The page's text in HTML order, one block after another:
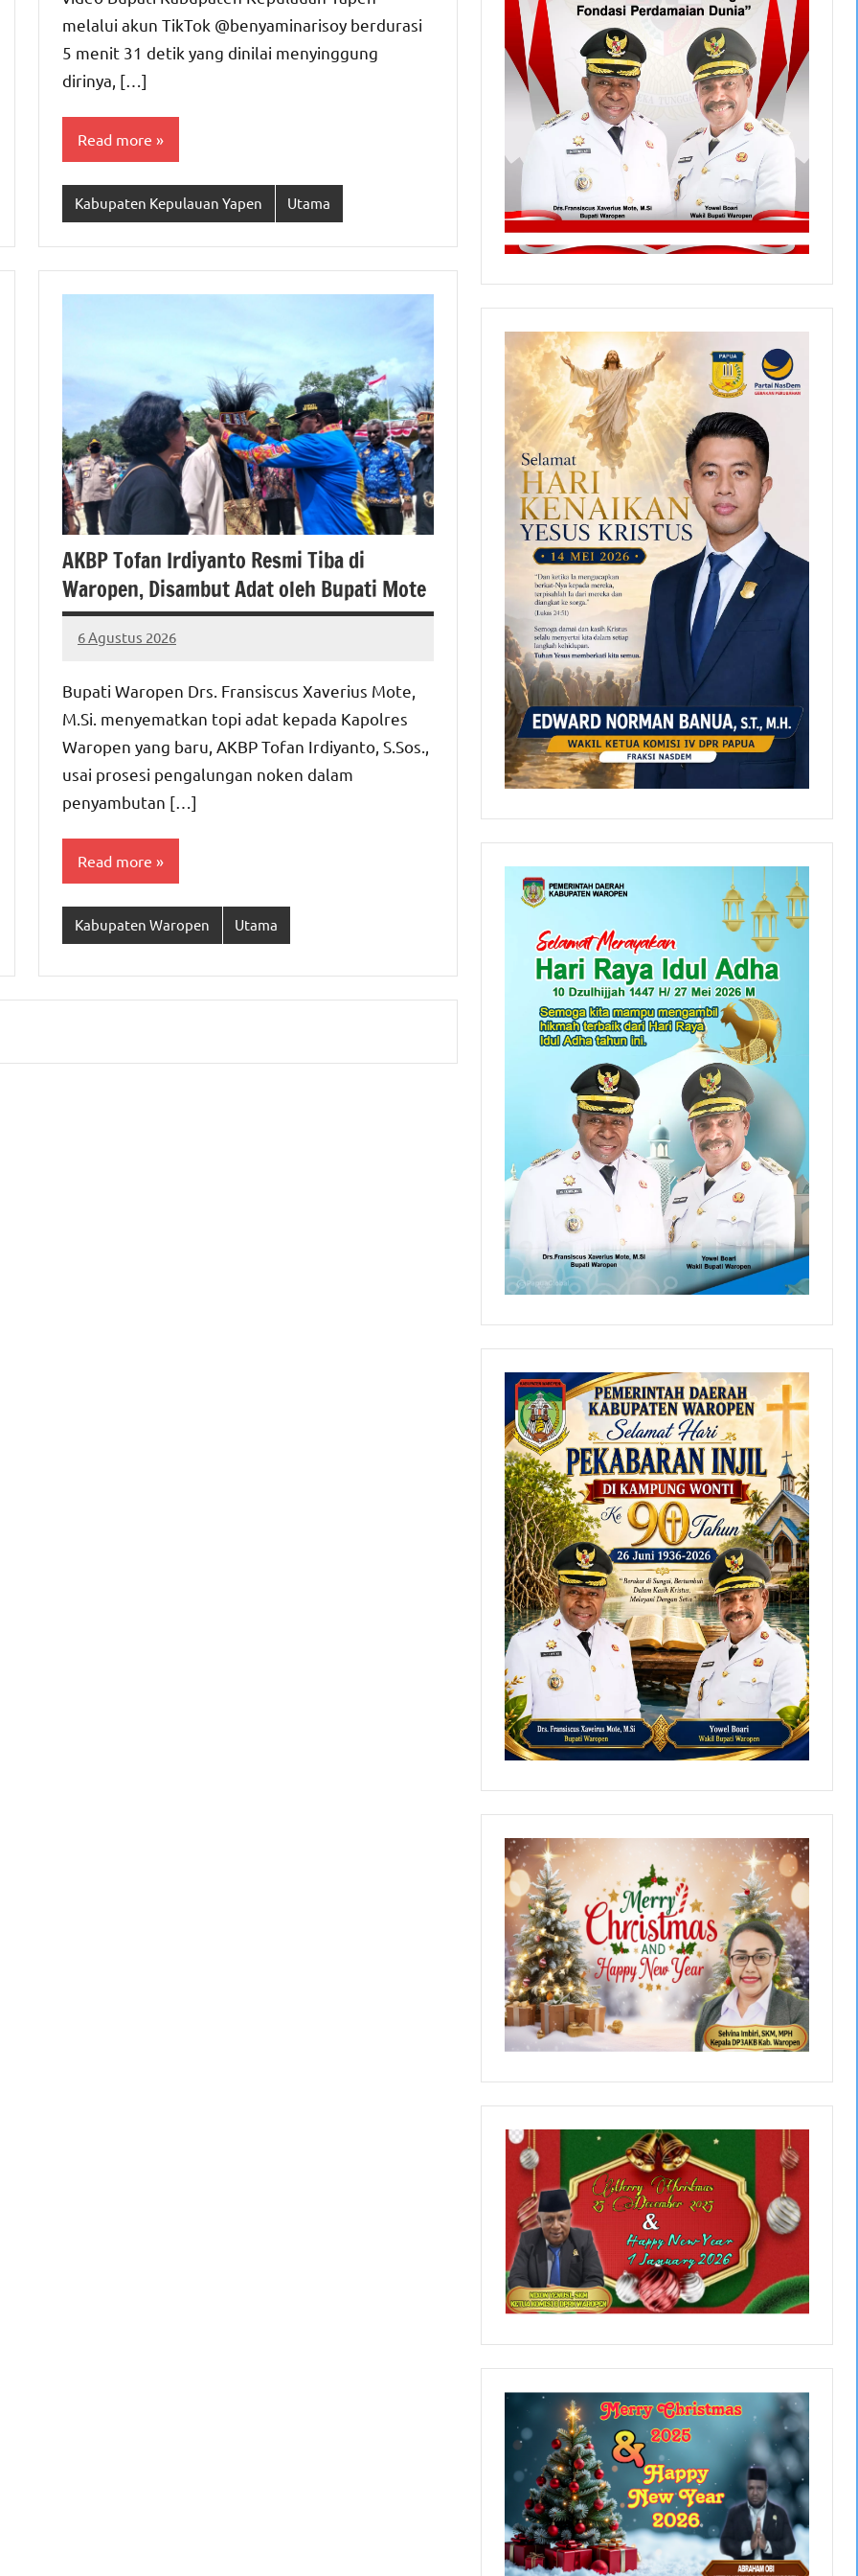
melalui akun TikTok @benyaminarisoy berdurasi
5 menit 31 detik yang dinilai menyinggung
dirinya, […]
Read more
Kabupaten Kepulauan Yapen Utama
AKBP Tofan Irdiyanto Resmi Tiba di
Waropen, Disambut Adat oleh Bupati Mote
6 Agustus 2026
MEPAGO
No
Bupati Waropen Drs. Fransiscus Xaverius Mote,
M.Si. menyematkan topi adat kepada Kapolres
Waropen yang baru, AKBP Tofan Irdiyanto, S.Sos.,
usai prosesi pengalungan noken dalam
penyambutan […]
Read more
Kabupaten Waropen Utama